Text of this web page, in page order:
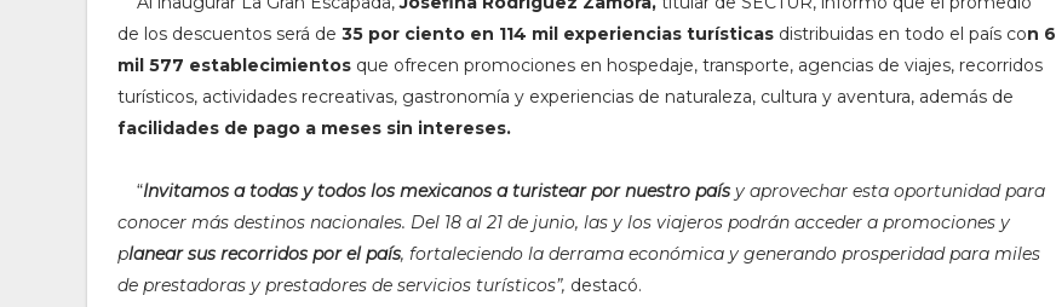
de los descuentos será de 35 por ciento en 114 mil experiencias turísticas distribuidas en todo el país con 6
mil 577 establecimientos que ofrecen promociones en hospedaje, transporte, agencias de viajes, recorridos
turísticos, actividades recreativas, gastronomía y experiencias de naturaleza, cultura y aventura, además de
facilidades de pago a meses sin intereses.
“Invitamos a todas y todos los mexicanos a turistear por nuestro país y aprovechar esta oportunidad para
conocer más destinos nacionales. Del 18 al 21 de junio, las y los viajeros podrán acceder a promociones y
planear sus recorridos por el país, fortaleciendo la derrama económica y generando prosperidad para miles
de prestadoras y prestadores de servicios turísticos”, destacó.